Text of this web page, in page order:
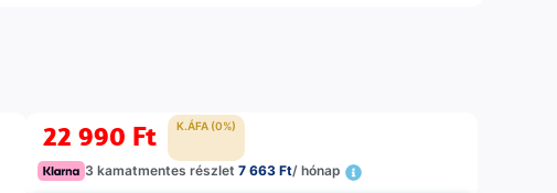
22 990 Ft K.ÁFA (0%)
3 kamatmentes részlet7 663 Ft/ hónap